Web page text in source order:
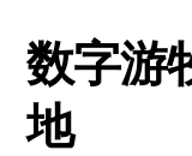
数字游
地